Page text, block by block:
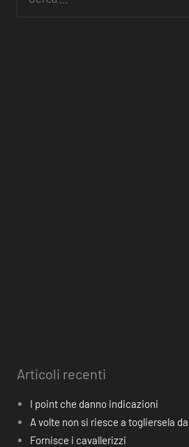
Articoli recenti
I point che danno indicazioni
A volte non si riesce a togliersela
Fornisce i cavallerizzi